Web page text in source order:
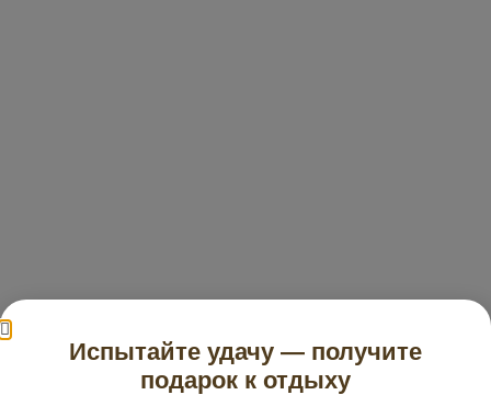
Испытайте удачу — получите
подарок к отдыху